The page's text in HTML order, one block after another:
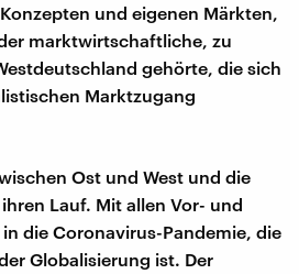
und eigenen Märkten,
marktwirtschaftliche, zu
gehörte, die sich
Marktzugang
Ost und West und die
Lauf. Mit allen Vor- und
die Coronavirus-Pandemie, die
Globalisierung ist. Der